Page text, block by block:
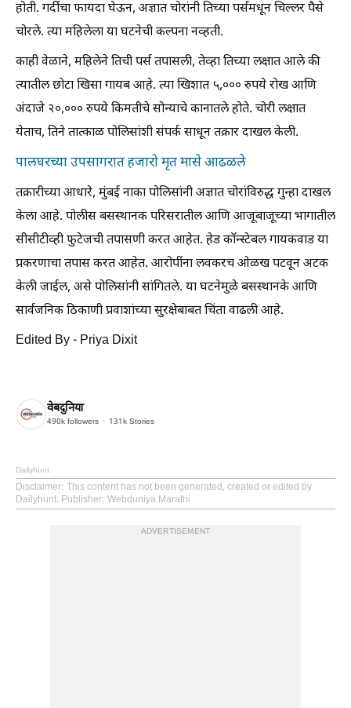
होती. गर्दीचा फायदा घेऊन, अज्ञात चोरांनी तिच्या पर्समधून चिल्लर पैसे
चोरले. त्या महिलेला या घटनेची कल्पना नव्हती.
काही वेळाने, महिलेने तिची पर्स तपासली, तेव्हा तिच्या लक्षात आले की
त्यातील छोटा खिसा गायब आहे. त्या खिशात ५,००० रुपये रोख आणि
अंदाजे २०,००० रुपये किमतीचे सोन्याचे कानातले होते. चोरी लक्षात
येताच, तिने तात्काळ पोलिसांशी संपर्क साधून तक्रार दाखल केली.
पालघरच्या उपसागरात हजारो मृत मासे आढळले
तक्रारीच्या आधारे, मुंबई नाका पोलिसांनी अज्ञात चोरांविरुद्ध गुन्हा दाखल
केला आहे. पोलीस बसस्थानक परिसरातील आणि आजूबाजूच्या भागातील
सीसीटीव्ही फुटेजची तपासणी करत आहेत. हेड कॉन्स्टेबल गायकवाड या
प्रकरणाचा तपास करत आहेत. आरोपींना लवकरच ओळख पटवून अटक
केली जाईल, असे पोलिसांनी सांगितले. या घटनेमुळे बसस्थानके आणि
सार्वजनिक ठिकाणी प्रवाशांच्या सुरक्षेबाबत चिंता वाढली आहे.
Edited By - Priya Dixit
वेबदुनिया
490k followers 131k Stories
Dailyhunt
Disclaimer: This content has not been generated, created or edited by
Dailyhunt. Publisher: Webduniya Marathi
ADVERTISEMENT